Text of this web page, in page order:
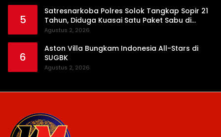
5
Satresnarkoba Polres Solok Tangkap Sopir 21
Tahun, Diduga Kuasai Satu Paket Sabu di
Kubung
Agustus 2, 2026
6
Aston Villa Bungkam Indonesia All-Stars di
SUGBK
Agustus 2, 2026